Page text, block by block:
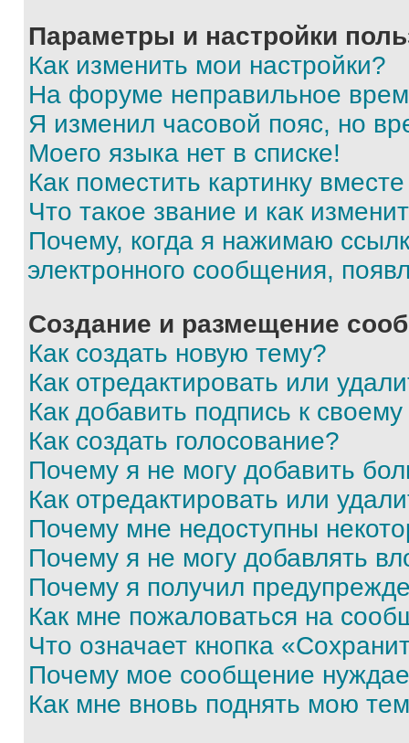
Параметры и настройки
Как изменить мои настройки?
На форуме неправильное
Я изменил часовой пояс, но
Моего языка нет в списке!
Как поместить картинку
Что такое звание и как
Почему, когда я нажимаю
электронного сообщения,
Создание и размещение
Как создать новую тему?
Как отредактировать или
Как добавить подпись к
Как создать голосование?
Почему я не могу добавить
Как отредактировать или
Почему мне недоступны
Почему я не могу добавлять
Почему я получил
Как мне пожаловаться на
Что означает кнопка
Почему мое сообщение
Как мне вновь поднять мою